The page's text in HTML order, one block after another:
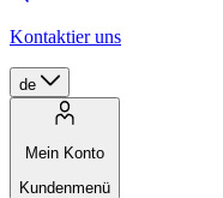
Kontaktier uns
de
Mein Konto
Kundenmenü